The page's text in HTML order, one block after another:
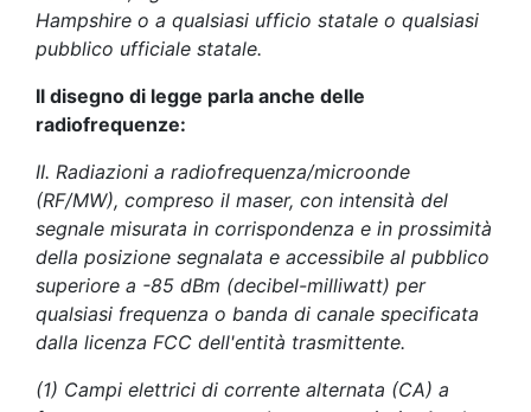
Hampshire o a qualsiasi ufficio statale o qualsiasi
pubblico ufficiale statale.
Il disegno di legge parla anche delle
radiofrequenze:
II. Radiazioni a radiofrequenza/microonde
(RF/MW), compreso il maser, con intensità del
segnale misurata in corrispondenza e in prossimità
della posizione segnalata e accessibile al pubblico
superiore a -85 dBm (decibel-milliwatt) per
qualsiasi frequenza o banda di canale specificata
dalla licenza FCC dell'entità trasmittente.
(1) Campi elettrici di corrente alternata (CA) a